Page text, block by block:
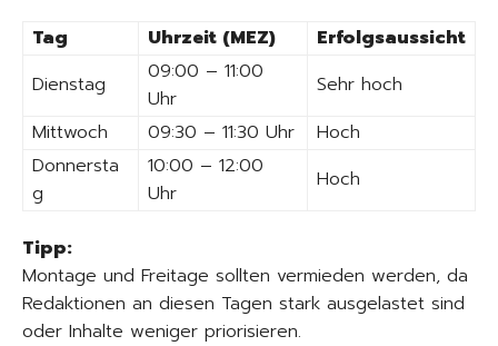
Tag Uhrzeit (MEZ)
Erfolgsaussicht
Dienstag
09:00 – 11:00
Uhr
Sehr hoch
Mittwoch
09:30 – 11:30 Uhr
Hoch
Donnersta
g
10:00 – 12:00
Uhr
Hoch
Tipp:
Montage und Freitage sollten vermieden werden, da
Redaktionen an diesen Tagen stark ausgelastet sind
oder Inhalte weniger priorisieren.